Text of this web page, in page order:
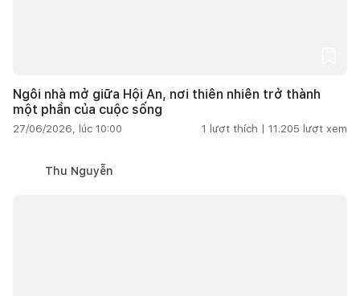
Ngôi nhà mở giữa Hội An, nơi thiên nhiên trở thành
một phần của cuộc sống
27/06/2026, lúc 10:00 1 lượt thích | 11.205 lượt xem
Thu Nguyễn